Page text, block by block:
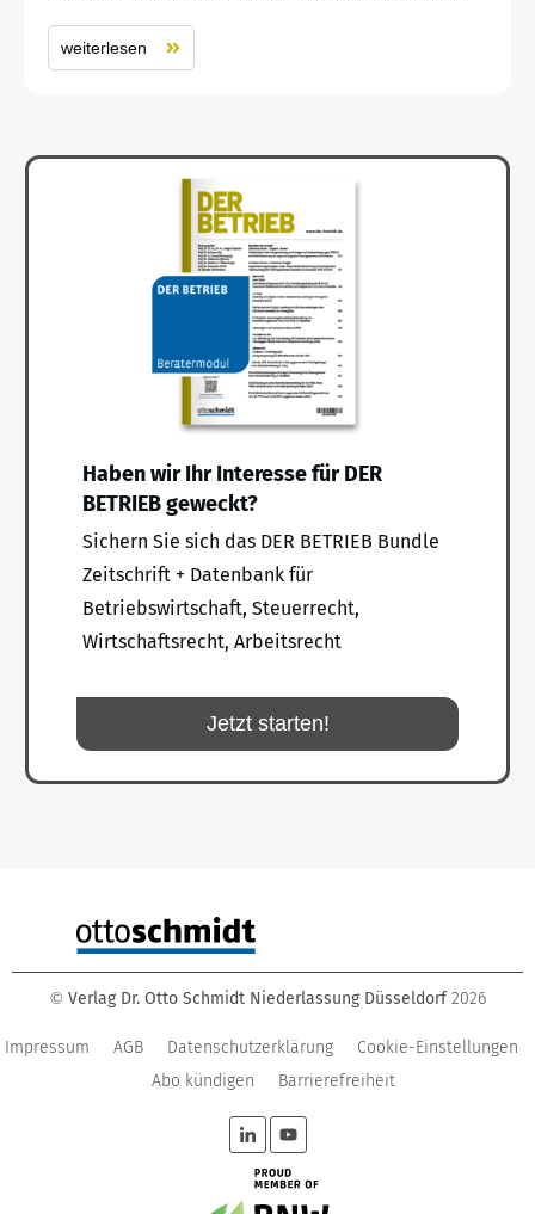
weiterlesen
Haben wir Ihr Interesse für DER
BETRIEB geweckt?
Sichern Sie sich das DER BETRIEB Bundle
Zeitschrift + Datenbank für
Betriebswirtschaft, Steuerrecht,
Wirtschaftsrecht, Arbeitsrecht
Jetzt starten!
© Verlag Dr. Otto Schmidt Niederlassung Düsseldorf 2026
Impressum AGB Datenschutzerklärung
Cookie-Einstellungen
Abo kündigen
Barrierefreiheit